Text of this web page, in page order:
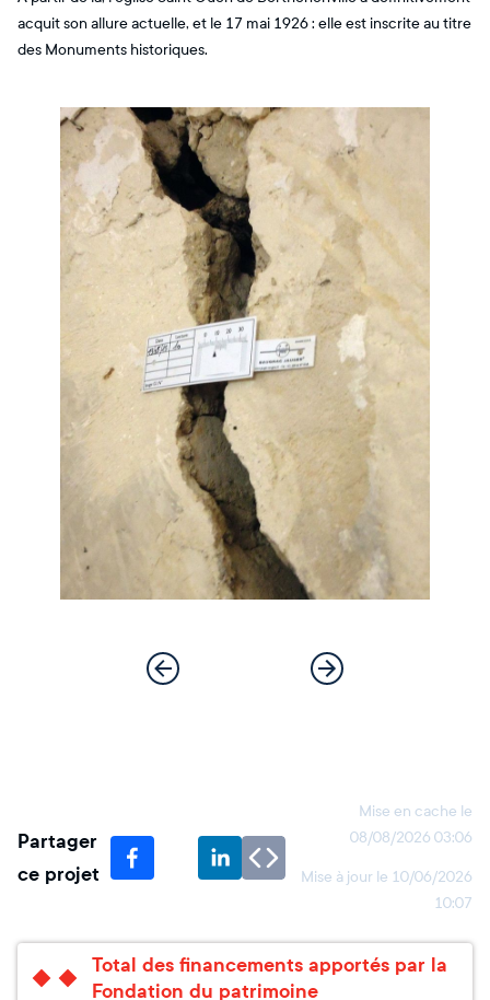
acquit son allure actuelle, et le 17 mai 1926 : elle est inscrite au titre
des Monuments historiques.
Partager
ce projet
Mise en cache le
08/08/2026 03:06
Mise à jour le 10/06/2026
10:07
Total des financements apportés par la
Fondation du patrimoine